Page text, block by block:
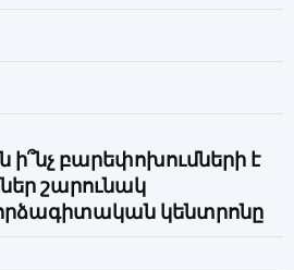
ի՞նչ բարեփոխումների է
շարունակ
կենտրոնը